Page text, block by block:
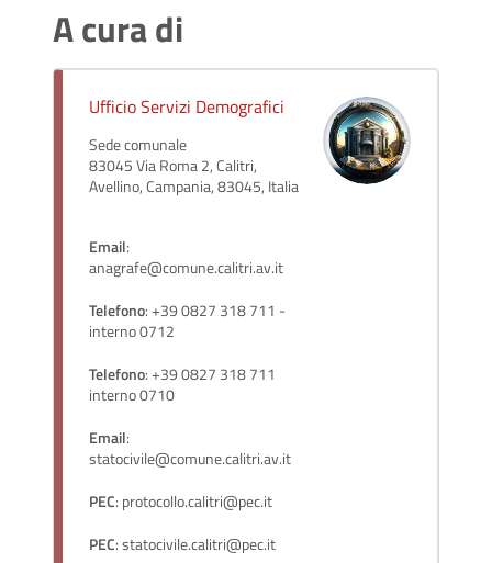
A cura di
Ufficio Servizi Demografici
Sede comunale
83045 Via Roma 2, Calitri,
Avellino, Campania, 83045, Italia
Email:
anagrafe@comune.calitri.av.it
Telefono: +39 0827 318 711 -
interno 0712
Telefono: +39 0827 318 711
interno 0710
Email:
statocivile@comune.calitri.av.it
PEC: protocollo.calitri@pec.it
PEC: statocivile.calitri@pec.it